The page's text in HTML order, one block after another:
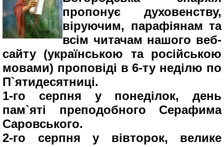
пропонує духовенству,
віруючим, парафіянам та
всім читачам нашого веб-
сайту (українською та російською
мовами) проповіді в 6-ту неділю по
П`ятидесятниці.
1-го серпня у понеділок, день
пам`яті преподобного Серафима
Саровського.
2-го серпня у вівторок, велике